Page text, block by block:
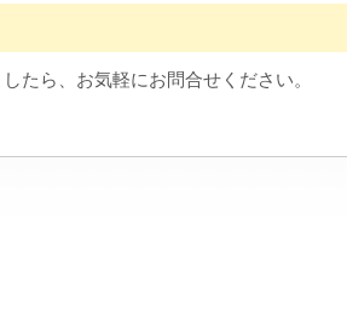
たら、お気軽にお問合せください。